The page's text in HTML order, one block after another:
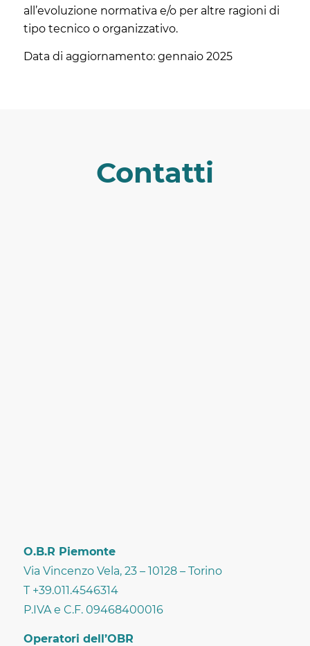
all’evoluzione normativa e/o per altre ragioni di
tipo tecnico o organizzativo.
Data di aggiornamento: gennaio 2025
Contatti
O.B.R Piemonte
Via Vincenzo Vela, 23 – 10128 – Torino
T +39.011.4546314
P.IVA e C.F. 09468400016
Operatori dell’OBR